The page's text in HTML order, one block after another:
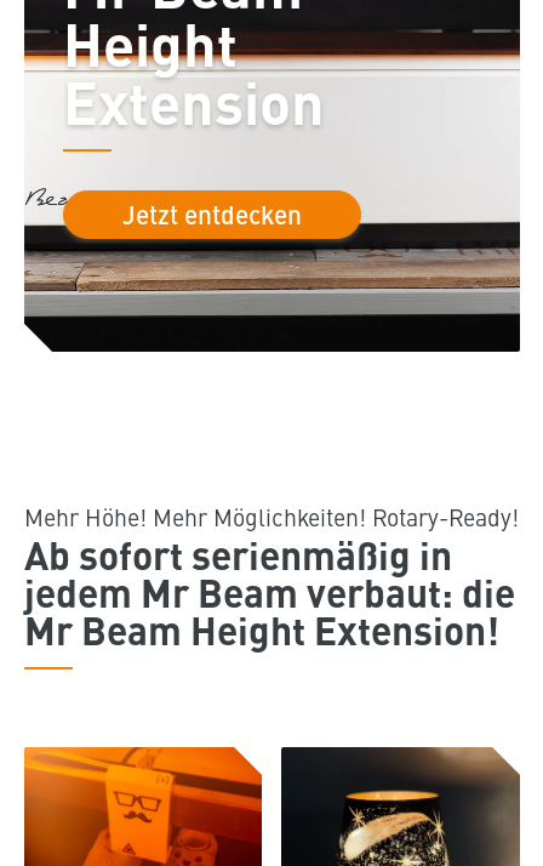
Height
Extension
Jetzt entdecken
Mehr Höhe! Mehr Möglichkeiten! Rotary-Ready!
Ab sofort serienmäßig in
jedem Mr Beam verbaut: die
Mr Beam Height Extension!